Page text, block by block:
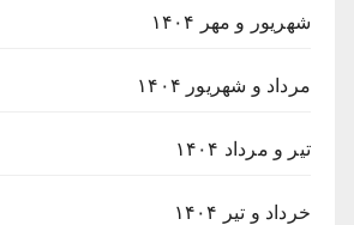
شهریور و مهر ۱۴۰۴
مرداد و شهریور ۱۴۰۴
تیر و مرداد ۱۴۰۴
خرداد و تیر ۱۴۰۴